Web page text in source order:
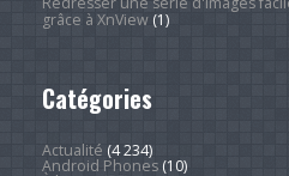
grâce à XnView(1)
Catégories
Actualité (4 234)
Android Phones(10)